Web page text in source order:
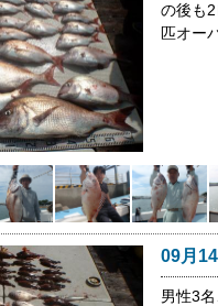
の後も
匹オー
09月
男性3